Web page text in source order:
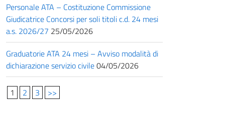
Personale ATA – Costituzione Commissione
Giudicatrice Concorsi per soli titoli c.d. 24 mesi
a.s. 2026/27 25/05/2026
Graduatorie ATA 24 mesi – Avviso modalità di
dichiarazione servizio civile04/05/2026
1 2 3 >>